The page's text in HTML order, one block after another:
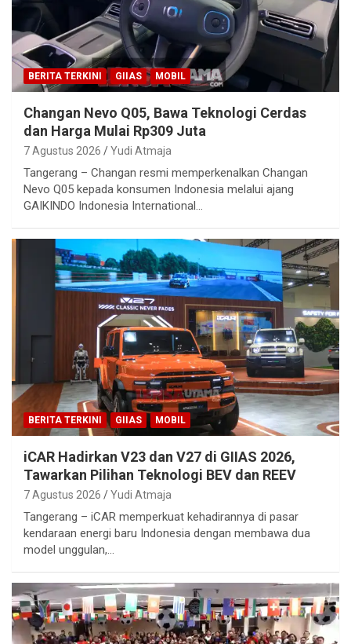
BERITA TERKINI GIIAS MOBIL
Changan Nevo Q05, Bawa Teknologi Cerdas
dan Harga Mulai Rp309 Juta
7 Agustus 2026 Yudi Atmaja
Tangerang – Changan resmi memperkenalkan Changan
Nevo Q05 kepada konsumen Indonesia melalui ajang
GAIKINDO Indonesia International…
BERITA TERKINI GIIAS MOBIL
iCAR Hadirkan V23 dan V27 di GIIAS 2026,
Tawarkan Pilihan Teknologi BEV dan REEV
7 Agustus 2026 Yudi Atmaja
Tangerang – iCAR memperkuat kehadirannya di pasar
kendaraan energi baru Indonesia dengan membawa dua
model unggulan,…